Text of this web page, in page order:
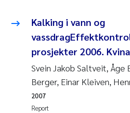
Cathrine Brecke Gundersen
Solrun Figenschau
Anne Luise Ribeiro
Hans Fredrik V Braaten
Kalking i vann og
prosjekter 2006.
Svein Jakob Saltveit, Åge
Berger, Einar Kleiven,
Report
2007